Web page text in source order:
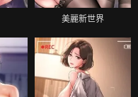
美麗新世界